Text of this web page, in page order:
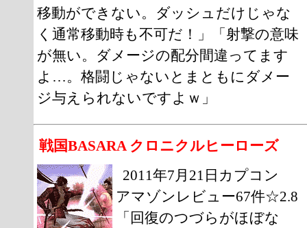
移動ができない。ダッシュだけじゃな
く通常移動時も不可だ！」「射撃の意味
が無い。ダメージの配分間違ってます
よ…。格闘じゃないとまともにダメー
ジ与えられないですよｗ」
戦国BASARA クロニクルヒーローズ
2011年7月21日カプコン
アマゾンレビュー67件☆2.8
「回復のつづらがほぼな